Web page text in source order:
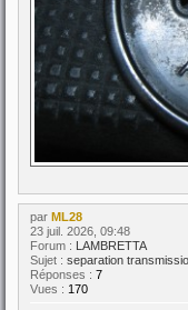
par ML28
23 juil. 2026, 09:48
Forum : LAMBRETTA
Sujet : separation
Réponses : 7
Vues : 170